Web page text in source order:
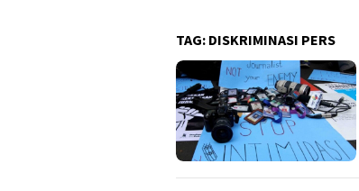
TAG: DISKRIMINASI PERS